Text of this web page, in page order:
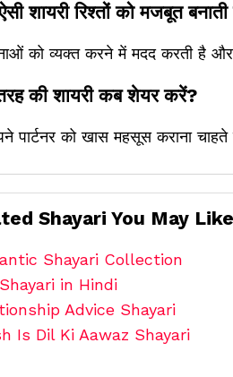
शायरी रिश्तों को मजबूत
को व्यक्त करने में मदद करती है और
की शायरी कब शेयर करें?
को खास महसूस कराना चाहते
Shayari You May Like
Shayari Collection
in Hindi
Advice Shayari
Is Dil Ki Aawaz Shayari